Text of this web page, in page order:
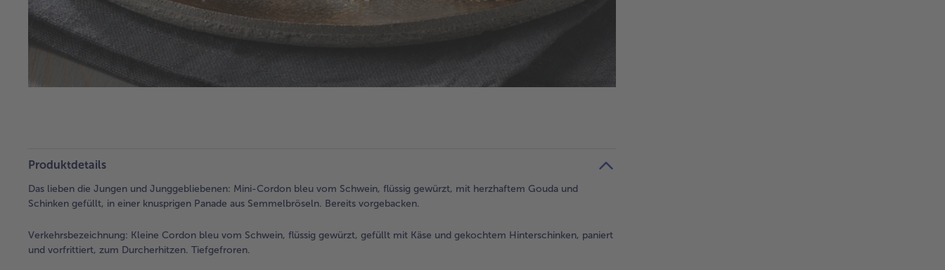
Produktdetails
Das lieben die Jungen und Junggebliebenen: Mini-Cordon bleu vom Schwein, flüssig gewürzt, mit herzhaftem Gouda und
Schinken gefüllt, in einer knusprigen Panade aus Semmelbröseln. Bereits vorgebacken.
Verkehrsbezeichnung: Kleine Cordon bleu vom Schwein, flüssig gewürzt, gefüllt mit Käse und gekochtem Hinterschinken, paniert
und vorfrittiert, zum Durcherhitzen. Tiefgefroren.